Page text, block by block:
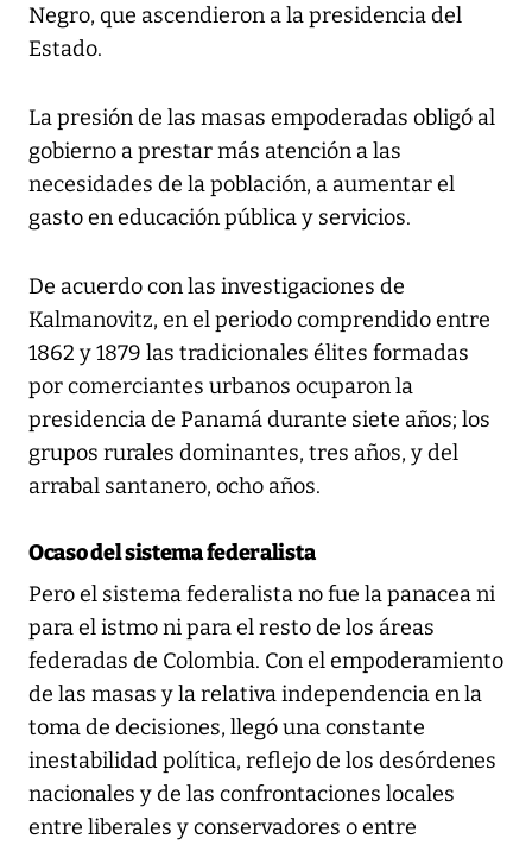
Negro, que ascendieron a la presidencia del
Estado.
La presión de las masas empoderadas obligó al
gobierno a prestar más atención a las
necesidades de la población, a aumentar el
gasto en educación pública y servicios.
De acuerdo con las investigaciones de
Kalmanovitz, en el periodo comprendido entre
1862 y 1879 las tradicionales élites formadas
por comerciantes urbanos ocuparon la
presidencia de Panamá durante siete años; los
grupos rurales dominantes, tres años, y del
arrabal santanero, ocho años.
Ocaso del sistema federalista
Pero el sistema federalista no fue la panacea ni
para el istmo ni para el resto de los áreas
federadas de Colombia. Con el empoderamiento
de las masas y la relativa independencia en la
toma de decisiones, llegó una constante
inestabilidad política, reflejo de los desórdenes
nacionales y de las confrontaciones locales
entre liberales y conservadores o entre